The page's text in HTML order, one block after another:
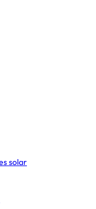
solar